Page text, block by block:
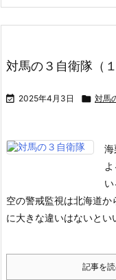
対馬の３自衛隊（１
 2025年4月3日  対馬
海
空の警戒監視は北海道
に大きな違いはないとい
記事を